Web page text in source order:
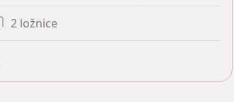
2 ložnice